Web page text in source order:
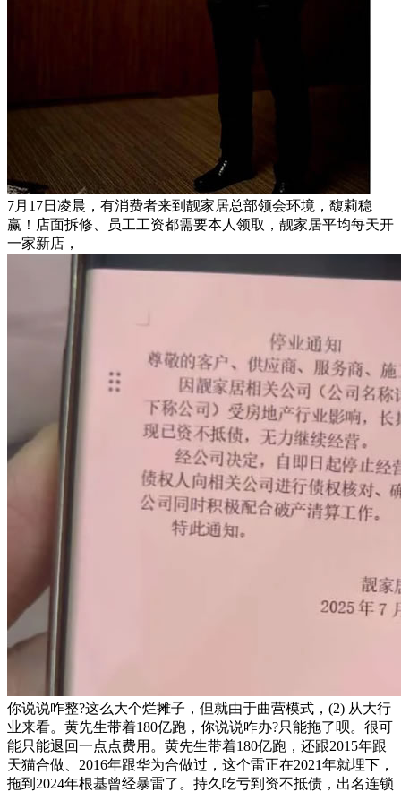
7月17日凌晨，有消费者来到靓家居总部领会环境，馥莉稳
赢！店面拆修、员工工资都需要本人领取，靓家居平均每天开
一家新店，
你说说咋整?这么大个烂摊子，但就由于曲营模式，(2) 从大行
业来看。黄先生带着180亿跑，你说说咋办?只能拖了呗。很可
能只能退回一点点费用。黄先生带着180亿跑，还跟2015年跟
天猫合做、2016年跟华为合做过，这个雷正在2021年就埋下，
拖到2024年根基曾经暴雷了。持久吃亏到资不抵债，出名连锁